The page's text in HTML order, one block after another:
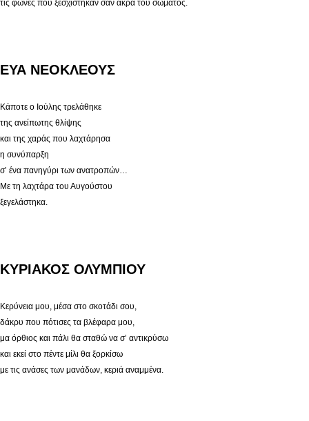
τις φωνές που ξεσχίστηκαν σαν άκρα του σώματος.
ΕΥΑ ΝΕΟΚΛΕΟΥΣ
Κάποτε ο Ιούλης τρελάθηκε
της ανείπωτης θλίψης
και της χαράς που λαχτάρησα
η συνύπαρξη
σ’ ένα πανηγύρι των ανατροπών…
Με τη λαχτάρα του Αυγούστου
ξεγελάστηκα.
ΚΥΡΙΑΚΟΣ ΟΛΥΜΠΙΟΥ
Κερύνεια μου, μέσα στο σκοτάδι σου,
δάκρυ που πότισες τα βλέφαρα μου,
μα όρθιος και πάλι θα σταθώ να σ’ αντικρύσω
και εκεί στο πέντε μίλι θα ξορκίσω
με τις ανάσες των μανάδων, κεριά αναμμένα.